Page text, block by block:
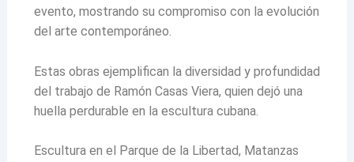
evento, mostrando su compromiso con la evolución
del arte contemporáneo.
Estas obras ejemplifican la diversidad y profundidad
del trabajo de Ramón Casas Viera, quien dejó una
huella perdurable en la escultura cubana.
Escultura en el Parque de la Libertad, Matanzas